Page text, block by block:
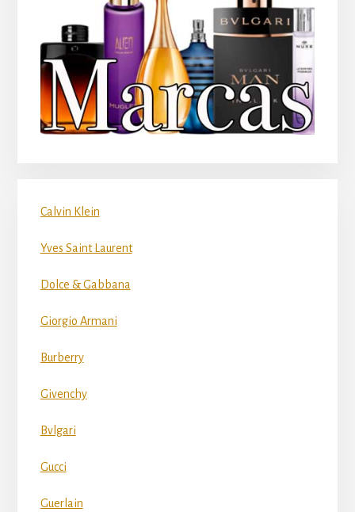
Calvin Klein
Yves Saint Laurent
Dolce & Gabbana
Giorgio Armani
Burberry
Givenchy
Bvlgari
Gucci
Guerlain